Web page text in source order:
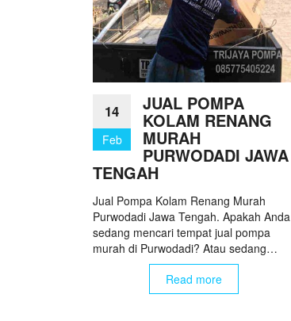
14
Feb
JUAL POMPA
KOLAM RENANG
MURAH
PURWODADI JAWA
TENGAH
Jual Pompa Kolam Renang Murah
Purwodadi Jawa Tengah. Apakah Anda
sedang mencari tempat jual pompa
murah di Purwodadi? Atau sedang…
Read more